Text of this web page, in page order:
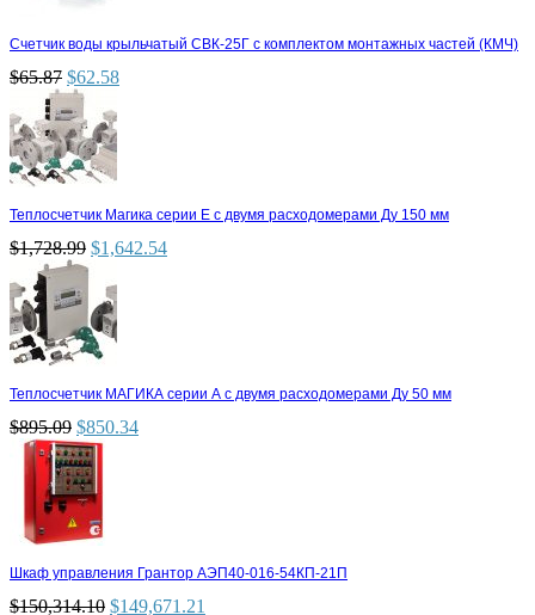
Счетчик воды крыльчатый СВК-25Г с комплектом монтажных частей (КМЧ)
$65.87 $62.58
Теплосчетчик Магика серии Е с двумя расходомерами Ду 150 мм
$1,728.99 $1,642.54
Теплосчетчик МАГИКА серии А с двумя расходомерами Ду 50 мм
$895.09 $850.34
Шкаф управления Грантор АЭП40-016-54КП-21П
$150,314.10 $149,671.21